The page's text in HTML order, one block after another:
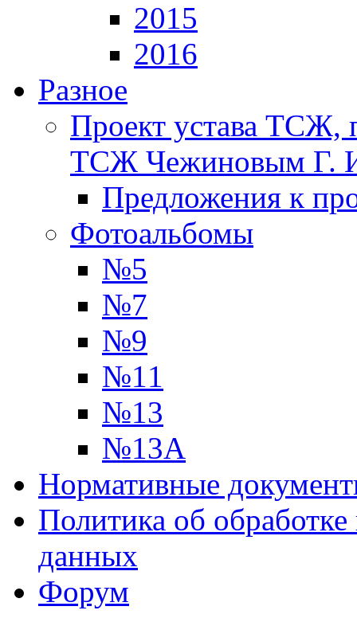
2015
2016
Разное
Проект устава ТСЖ,
ТСЖ Чежиновым Г.
Предложения к
Фотоальбомы
№5
№7
№9
№11
№13
№13А
Нормативные
Политика об
данных
Форум